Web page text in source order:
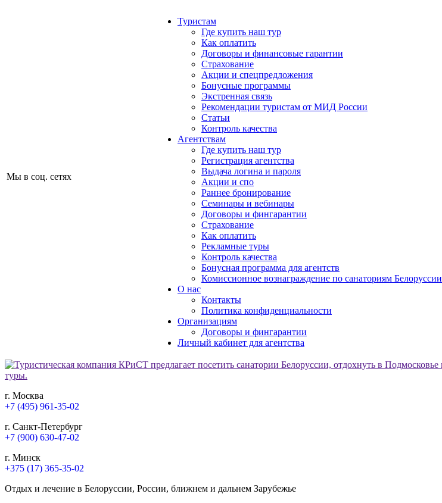
Мы в соц. сетях
Туристам
Где купить наш тур
Как оплатить
Договоры и финансовые гарантии
Страхование
Акции и спецпредложения
Бонусные программы
Экстренная связь
Рекомендации туристам от МИД России
Статьи
Контроль качества
Агентствам
Где купить наш тур
Регистрация агентства
Выдача логина и пароля
Акции и спо
Раннее бронирование
Семинары и вебинары
Договоры и фингарантии
Страхование
Как оплатить
Рекламные туры
Контроль качества
Бонусная программа для агентств
Комиссионное вознаграждение по санаториям Белоруссии
О нас
Контакты
Политика конфиденциальности
Организациям
Договоры и фингарантии
Личный кабинет для агентства
г. Москва
+7 (495) 961-35-02
г. Санкт-Петербург
+7 (900) 630-47-02
г. Минск
+375 (17) 365-35-02
Отдых и лечение в Белоруссии, России, ближнем и дальнем Зарубежье